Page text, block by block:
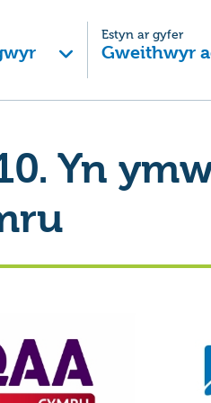
Estyn ar gyfer
Gweithwyr
Yn